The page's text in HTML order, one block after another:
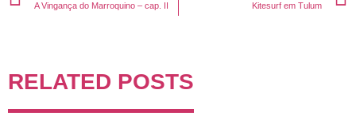
A Vingança do Marroquino – cap. II Kitesurf em Tulum
RELATED POSTS